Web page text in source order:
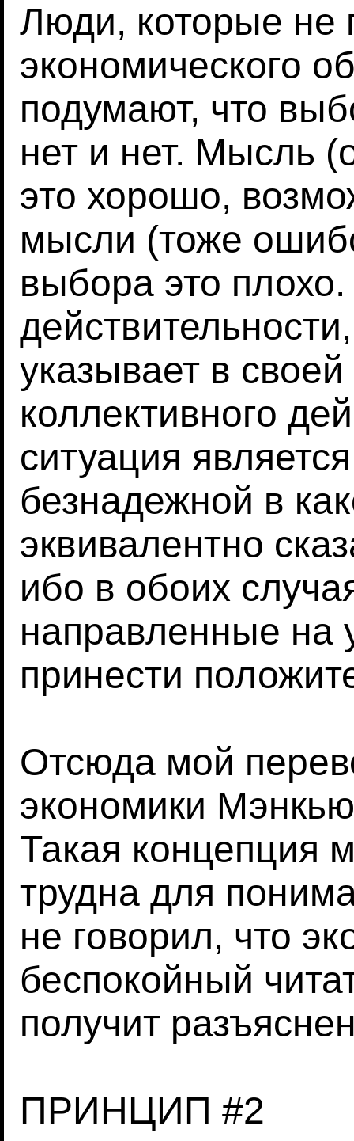
Люди, которые не
экономического
подумают, что
нет и нет. Мысль
это хорошо,
мысли (тоже
выбора это плохо.
указывает в своей
коллективного
ситуация
безнадежной в
эквивалентно
ибо в обоих
направленные на
принести
Отсюда мой
экономики
Такая концепция
трудна для
не говорил, что
беспокойный
получит
ПРИНЦИП #2